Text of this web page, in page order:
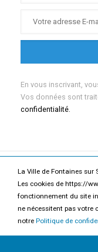
La Ville de Fontaines sur
Les cookies de https://
fonctionnement du site
ne nécessitent pas votre
notre Politique de
En vous inscrivant,
Vos données sont
confidentialité.
Mentions
2026